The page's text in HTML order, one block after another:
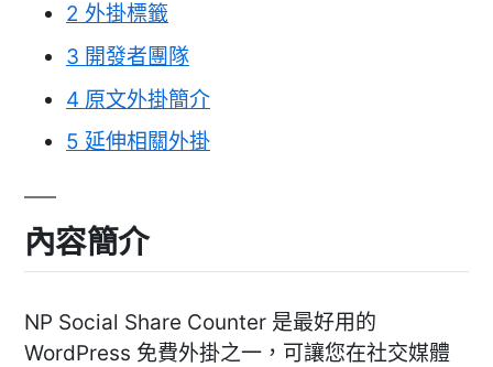
2 外掛標籤
3 開發者團隊
4 原文外掛簡介
5 延伸相關外掛
內容簡介
NP Social Share Counter 是最好用的
WordPress 免費外掛之一，可讓您在社交媒體